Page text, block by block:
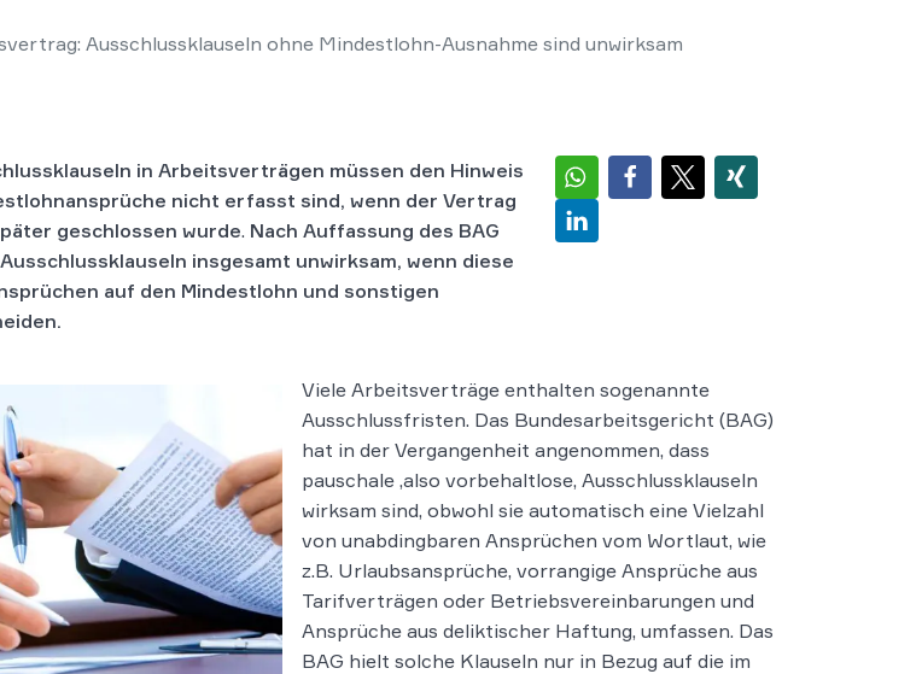
Aus­schluss­klau­seln oh­ne Min­dest­lohn-Aus­nah­me sind un­wirk­sam
in Ar­beits­ver­trä­gen müs­sen den Hin­weis
nicht er­fasst sind, wenn der Ver­trag
ge­schlos­sen wur­de. Nach Auffassung des BAG
insgesamt unwirksam, wenn diese
auf den Mindestlohn und sonstigen
Viele Arbeitsverträge enthalten sogenannte
Ausschlussfristen. Das Bundesarbeitsgericht (BAG)
hat in der Vergangenheit angenommen, dass
pauschale ,also vorbehaltlose, Ausschlussklauseln
wirksam sind, obwohl sie automatisch eine Vielzahl
von unabdingbaren Ansprüchen vom Wortlaut, wie
z.B. Urlaubsansprüche, vorrangige Ansprüche aus
Tarifverträgen oder Betriebsvereinbarungen und
Ansprüche aus deliktischer Haftung, umfassen. Das
BAG hielt solche Klauseln nur in Bezug auf die im